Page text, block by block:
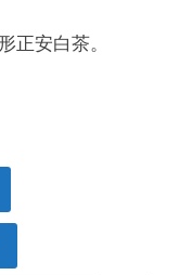
正安白茶。